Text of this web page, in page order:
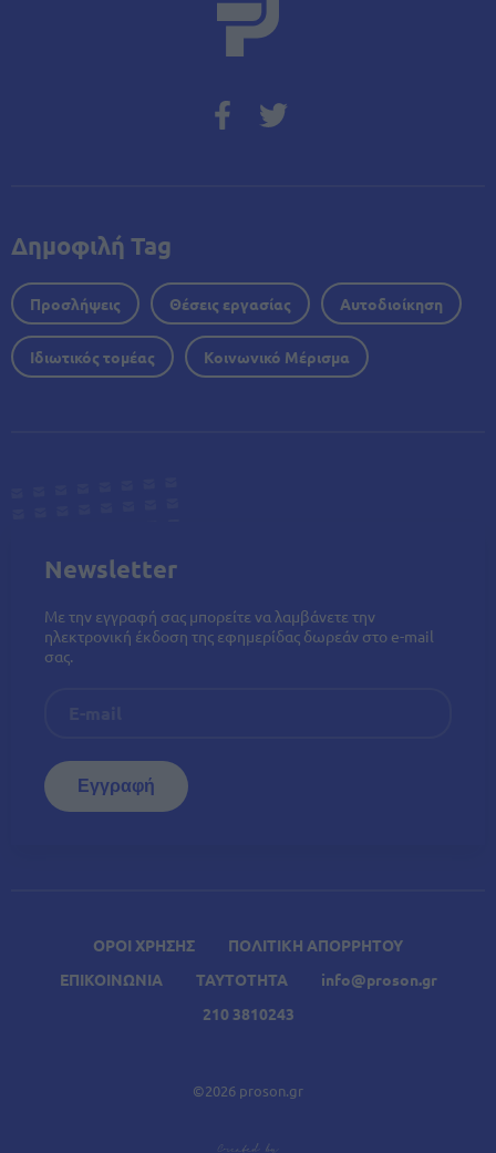
ΟΡΟΙ ΧΡΗΣΗΣ
ΠΟΛΙΤΙΚΗ ΑΠΟΡΡΗΤΟΥ
ΕΠΙΚΟΙΝΩΝΙΑ
ΤΑΥΤΟΤΗΤΑ
info@proson.gr
210 3810243
©2026 proson.gr
Δημοφιλή Tag
Προσλήψεις Θέσεις εργασίας Αυτοδιοίκηση
Ιδιωτικός τομέας Κοινωνικό Μέρισμα
Newsletter
Με την εγγραφή σας μπορείτε να λαμβάνετε την
ηλεκτρονική έκδοση της εφημερίδας δωρεάν στο e-mail
σας.